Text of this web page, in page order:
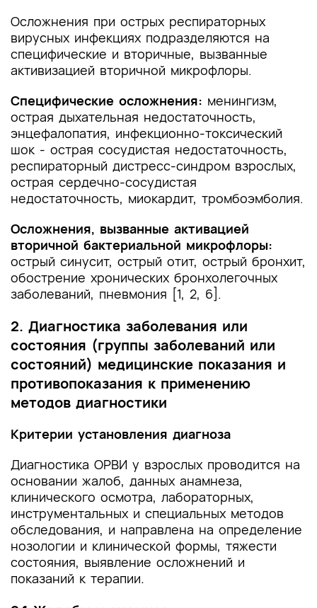
Осложнения при острых респираторных
вирусных инфекциях подразделяются на
специфические и вторичные, вызванные
активизацией вторичной микрофлоры.
Специфические осложнения: менингизм,
острая дыхательная недостаточность,
энцефалопатия, инфекционно-токсический
шок - острая сосудистая недостаточность,
респираторный дистресс-синдром взрослых,
острая сердечно-сосудистая
недостаточность, миокардит, тромбоэмболия.
Осложнения, вызванные активацией
вторичной бактериальной микрофлоры:
острый синусит, острый отит, острый бронхит,
обострение хронических бронхо­легочных
заболеваний, пневмония [1, 2, 6].
2. Диагностика заболевания или
состояния (группы заболеваний или
состояний) медицинские показания и
противопоказания к применению
методов диагностики
Критерии установления диагноза
Диагностика ОРВИ у взрослых проводится на
основании жалоб, данных анамнеза,
клинического осмотра, лабораторных,
инструментальных и специальных методов
обследования, и направлена на определение
нозологии и клинической формы, тяжести
состояния, выявление осложнений и
показаний к терапии.